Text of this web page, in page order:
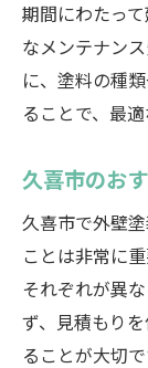
期間にわたっ
なメンテナン
に、塗料の種
ることで、最
久喜市のお
久喜市で外壁
ことは非常に
それぞれが異
ず、見積もり
ることが大切